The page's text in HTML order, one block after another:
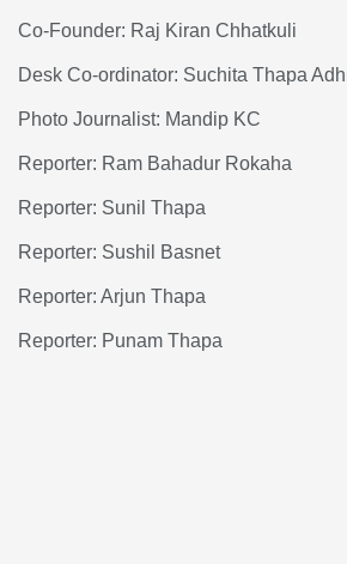
Co-Founder: Raj Kiran Chhatkuli
Desk Co-ordinator: Suchita Thapa
Photo Journalist: Mandip KC
Reporter: Ram Bahadur Rokaha
Reporter: Sunil Thapa
Reporter: Sushil Basnet
Reporter: Arjun Thapa
Reporter: Punam Thapa